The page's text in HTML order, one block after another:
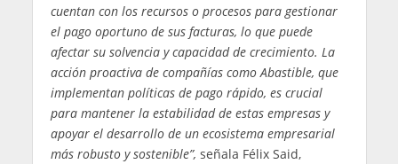
cuentan con los recursos o procesos para gestionar
el pago oportuno de sus facturas, lo que puede
afectar su solvencia y capacidad de crecimiento. La
acción proactiva de compañías como Abastible, que
implementan políticas de pago rápido, es crucial
para mantener la estabilidad de estas empresas y
apoyar el desarrollo de un ecosistema empresarial
más robusto y sostenible”, señala Félix Said,